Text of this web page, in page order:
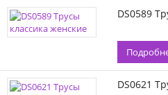
DS0589
DS0621